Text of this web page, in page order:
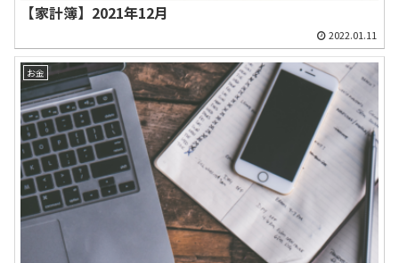
【家計簿】2021年12月
2022.01.11
お金